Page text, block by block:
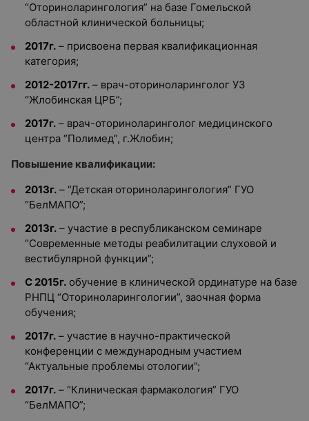
“Оториноларингология” на базе Гомельской
областной клинической больницы;
2017г. – присвоена первая квалификационная
категория;
2012-2017гг. – врач-оториноларинголог УЗ
“Жлобинская ЦРБ”;
2017г. – врач-оториноларинголог медицинского
центра “Полимед”, г.Жлобин;
Повышение квалификации:
2013г. – “Детская оториноларингология” ГУО
“БелМАПО”;
2013г. – участие в республиканском семинаре
“Современные методы реабилитации слуховой и
вестибулярной функции”;
С 2015г. обучение в клинической ординатуре на базе
РНПЦ “Оториноларингологии”, заочная форма
обучения;
2017г. – участие в научно-практической
конференции с международным участием
“Актуальные проблемы отологии”;
2017г. – “Клиническая фармакология” ГУО
“БелМАПО”;